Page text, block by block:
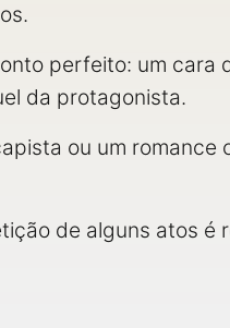
perfeito: um cara
da protagonista.
ou um romance
de alguns atos é